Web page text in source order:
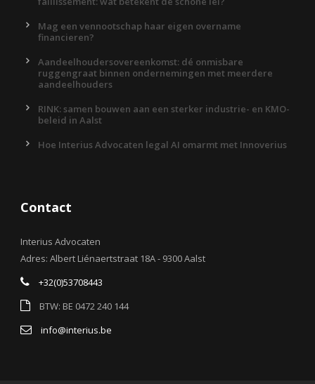
Mag een vennootschap haar eigen overname
financieren?
Aandeelhoudersovereenkomst: dé onmisbare
ruggengraat binnen ondernemingen met meerdere
aandeelhouders
RINK: samen bouwen aan een sterker industrie- en KMO-
beleid in Aalst
Hoe Interius Advocaten legal AI omarmt met Innoverius
Contact
Interius Advocaten
Adres: Albert Liénaertstraat 18A - 9300 Aalst
+32(0)53708443
BTW: BE 0472 240 144
info@interius.be